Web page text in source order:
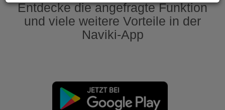
Entdecke die angefragte Funktion
und viele weitere Vorteile in der
Naviki-App